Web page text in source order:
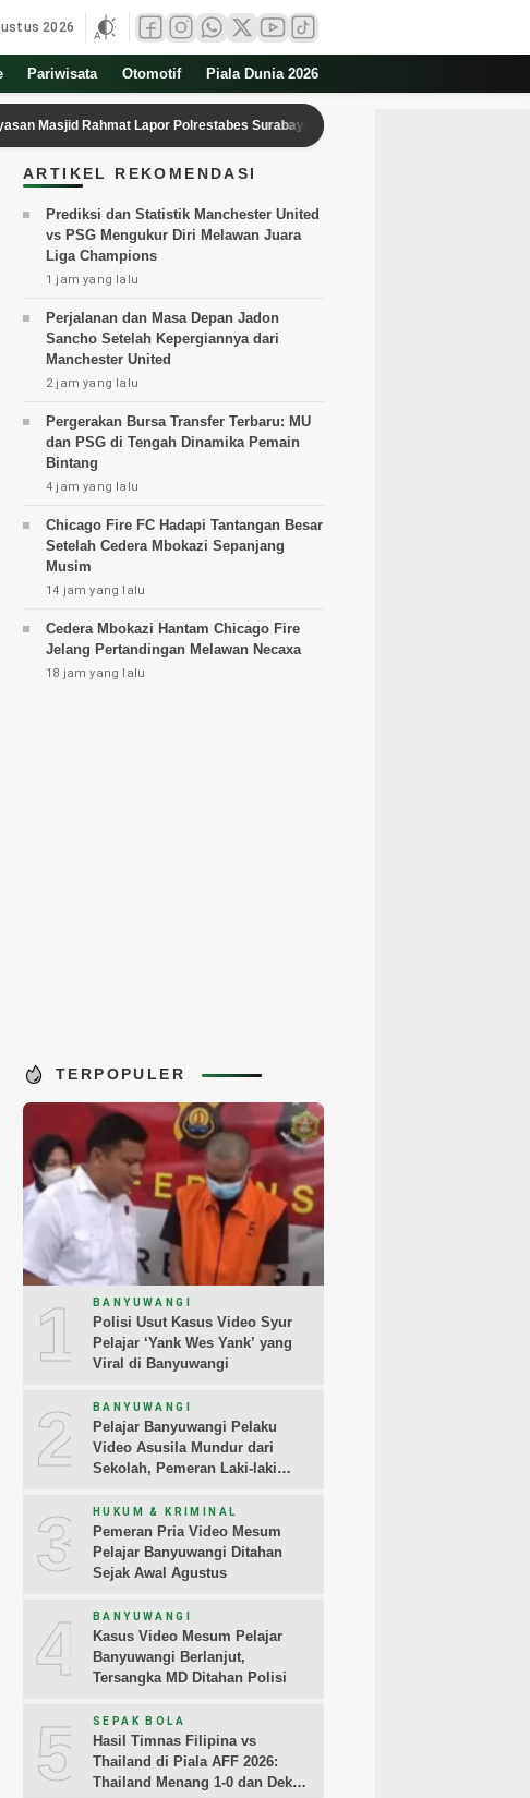
2026
Pariwisata Otomotif Piala Dunia 2026
Lapor Polrestabes Surabaya Indonesia Tersingkir dari Piala AFF
ARTIKEL REKOMENDASI
Prediksi dan Statistik Manchester United
vs PSG Mengukur Diri Melawan Juara
Liga Champions
1 jam yang lalu
Perjalanan dan Masa Depan Jadon
Sancho Setelah Kepergiannya dari
Manchester United
2 jam yang lalu
Pergerakan Bursa Transfer Terbaru: MU
dan PSG di Tengah Dinamika Pemain
Bintang
4 jam yang lalu
Chicago Fire FC Hadapi Tantangan Besar
Setelah Cedera Mbokazi Sepanjang
Musim
14 jam yang lalu
Cedera Mbokazi Hantam Chicago Fire
Jelang Pertandingan Melawan Necaxa
18 jam yang lalu
TERPOPULER
1 BANYUWANGI
Polisi Usut Kasus Video Syur
Pelajar ‘Yank Wes Yank’ yang
Viral di Banyuwangi
2 BANYUWANGI
Pelajar Banyuwangi Pelaku
Video Asusila Mundur dari
Sekolah, Pemeran Laki-laki
3 HUKUM & KRIMINAL
Pemeran Pria Video Mesum
Pelajar Banyuwangi Ditahan
Sejak Awal Agustus
4 BANYUWANGI
Kasus Video Mesum Pelajar
Banyuwangi Berlanjut,
Tersangka MD Ditahan Polisi
5 SEPAK BOLA
Hasil Timnas Filipina vs
Thailand di Piala AFF 2026:
Thailand Menang 1-0 dan Dekati